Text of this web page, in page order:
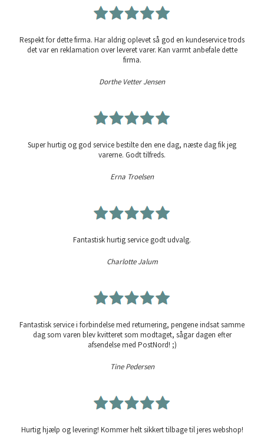
Respekt for dette firma. Har aldrig oplevet så god en kundeservice trods
det var en reklamation over leveret varer. Kan varmt anbefale dette
firma.
Dorthe Vetter Jensen
Super hurtig og god service bestilte den ene dag, næste dag fik jeg
varerne. Godt tilfreds.
Erna Troelsen
Fantastisk hurtig service godt udvalg.
Charlotte Jalum
Fantastisk service i forbindelse med returnering, pengene indsat samme
dag som varen blev kvitteret som modtaget, sågar dagen efter
afsendelse med PostNord! ;)
Tine Pedersen
Hurtig hjælp og levering! Kommer helt sikkert tilbage til jeres webshop!